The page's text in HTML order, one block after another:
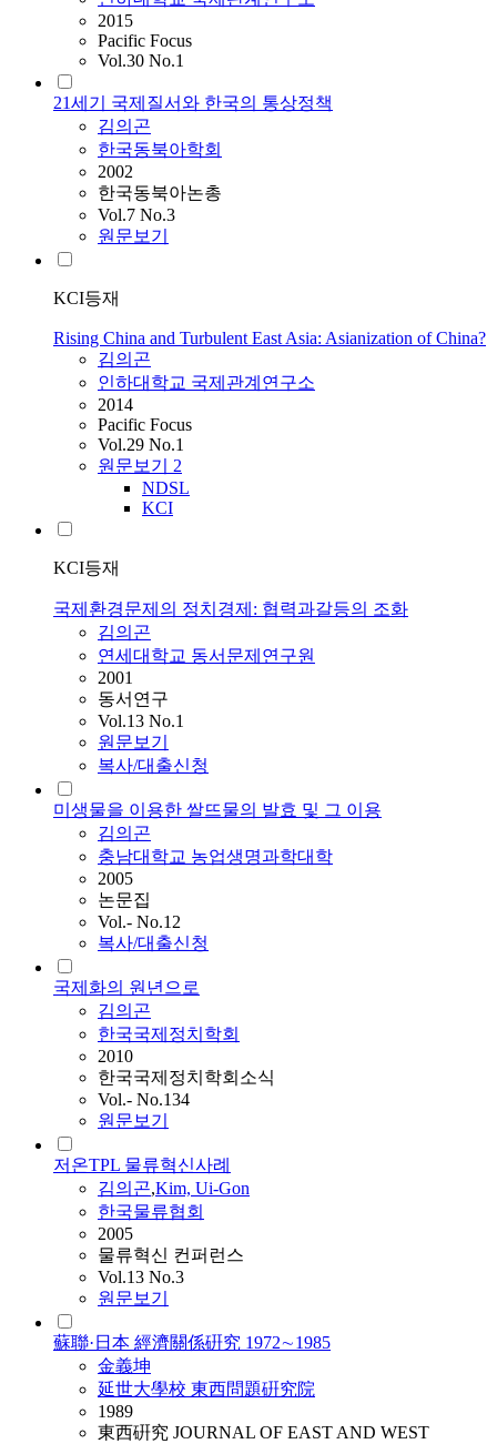
2015
Pacific Focus
Vol.30 No.1
21세기 국제질서와 한국의 통상정책
김의곤
한국동북아학회
2002
한국동북아논총
Vol.7 No.3
원문보기
KCI등재
Rising China and Turbulent East Asia: Asianization of China?
김의곤
인하대학교 국제관계연구소
2014
Pacific Focus
Vol.29 No.1
원문보기 2
NDSL
KCI
KCI등재
국제환경문제의 정치경제: 협력과갈등의 조화
김의곤
연세대학교 동서문제연구원
2001
동서연구
Vol.13 No.1
원문보기
복사/대출신청
미생물을 이용한 쌀뜨물의 발효 및 그 이용
김의곤
충남대학교 농업생명과학대학
2005
논문집
Vol.- No.12
복사/대출신청
국제화의 원년으로
김의곤
한국국제정치학회
2010
한국국제정치학회소식
Vol.- No.134
원문보기
저온TPL 물류혁신사례
김의곤,Kim, Ui-Gon
한국물류협회
2005
물류혁신 컨퍼런스
Vol.13 No.3
원문보기
蘇聯·日本 經濟關係硏究 1972∼1985
金義坤
延世大學校 東西問題硏究院
1989
東西硏究 JOURNAL OF EAST AND WEST